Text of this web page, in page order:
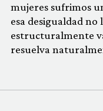
mujeres sufrimos
esa desigualdad no
estructuralmente
resuelva